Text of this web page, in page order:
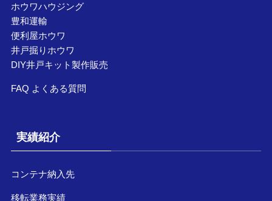
ホウワハウジング
豊和運輸
便利屋ホウワ
井戸掘りホウワ
DIY井戸キット製作販売
FAQ よくある質問
実績紹介
コンテナ納入先
移転業務実績